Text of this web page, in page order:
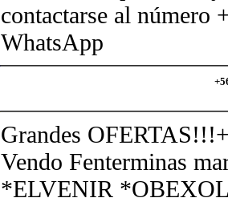
contactarse al número
WhatsApp
Grandes
Vendo Fenterminas
*ELVENIR